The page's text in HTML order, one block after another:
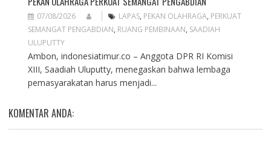
07/08/2026 LAPAS, PEKAN OLAHRAGA, PERKUAT
SEMANGAT PENGABDIAN, RUANG PEMBINAAN, SAADIAH
ULUPUTTY
Ambon, indonesiatimur.co – Anggota DPR RI Komisi
XIII, Saadiah Uluputty, menegaskan bahwa lembaga
pemasyarakatan harus menjadi...
KOMENTAR ANDA: